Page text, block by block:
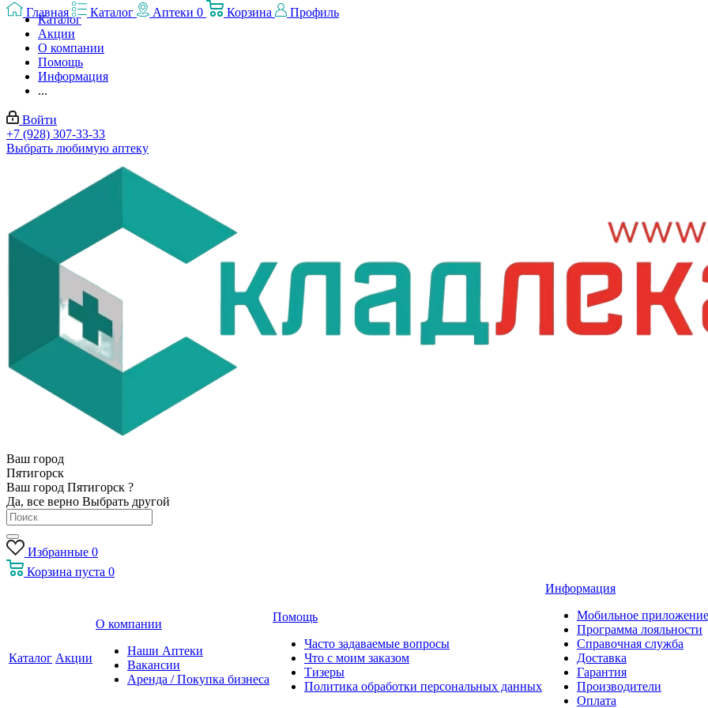
Каталог
Акции
О компании
Помощь
Информация
...
Войти
+7 (928) 307-33-33
Выбрать любимую аптеку
Ваш город
Пятигорск
Ваш город Пятигорск ?
Да, все верно Выбрать другой
Избранные 0
Корзина пуста 0
Каталог Акции
О компании
Наши Аптеки
Вакансии
Аренда / Покупка бизнеса
Помощь
Часто задаваемые вопросы
Что с моим заказом
Тизеры
Политика обработки персональных данных
Информация
Мобильное приложение
Программа лояльности
Справочная служба
Доставка
Гарантия
Производители
Оплата
Главная Каталог Аптеки 0 Корзина Профиль